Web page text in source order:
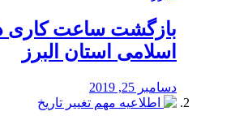
بازگشت ساعت کاری
اسلامی استان البرز
دسامبر 25, 2019